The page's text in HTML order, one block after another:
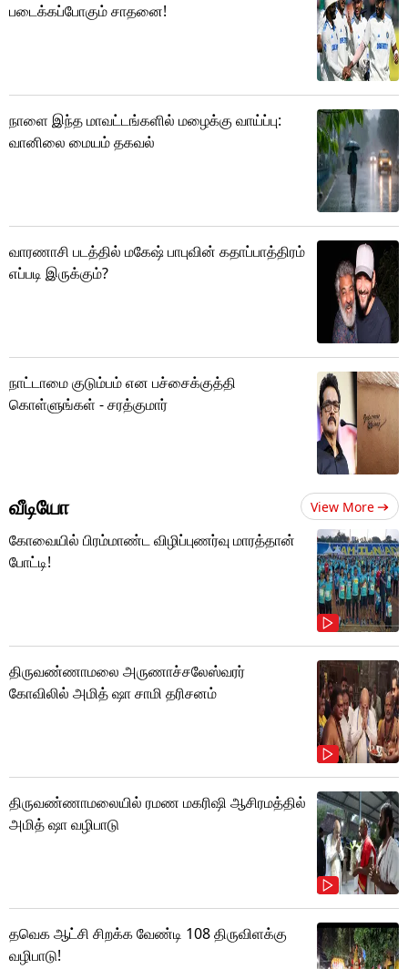
படைக்கப்போகும் சாதனை!
நாளை இந்த மாவட்டங்களில் மழைக்கு வாய்ப்பு:
வானிலை மையம் தகவல்
வாரணாசி படத்தில் மகேஷ் பாபுவின் கதாப்பாத்திரம்
எப்படி இருக்கும்?
நாட்டாமை குடும்பம் என பச்சைக்குத்தி
கொள்ளுங்கள் - சரத்குமார்
வீடியோ View More
கோவையில் பிரம்மாண்ட விழிப்புணர்வு மாரத்தான்
போட்டி!
திருவண்ணாமலை அருணாச்சலேஸ்வரர்
கோவிலில் அமித் ஷா சாமி தரிசனம்
திருவண்ணாமலையில் ரமண மகரிஷி ஆசிரமத்தில்
அமித் ஷா வழிபாடு
தவெக ஆட்சி சிறக்க வேண்டி 108 திருவிளக்கு
வழிபாடு!